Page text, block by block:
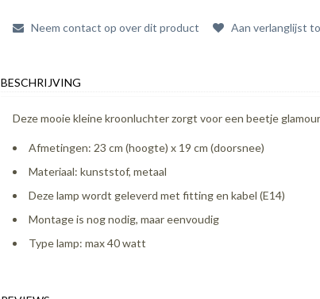
Neem contact op over dit product Aan verlanglijst
BESCHRIJVING
Deze mooie kleine kroonluchter zorgt voor een beetje
Afmetingen: 23 cm (hoogte) x 19 cm (doorsnee)
Materiaal: kunststof, metaal
Deze lamp wordt geleverd met fitting en kabel (E14)
Montage is nog nodig, maar eenvoudig
Type lamp: max 40 watt